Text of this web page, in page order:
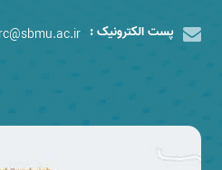
پست الکترونیک :